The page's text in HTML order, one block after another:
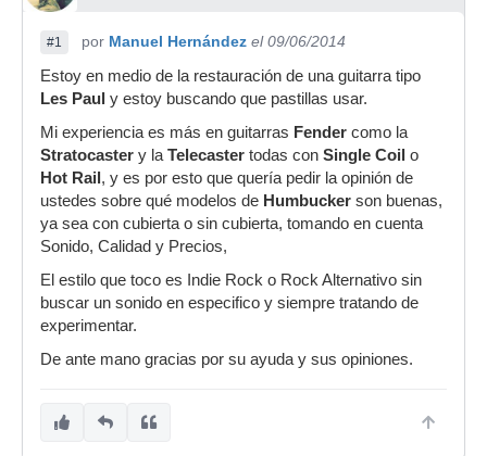
#1 por Manuel Hernández el 09/06/2014
Estoy en medio de la restauración de una guitarra tipo
Les Paul y estoy buscando que pastillas usar.
Mi experiencia es más en guitarras Fender como la
Stratocaster y la Telecaster todas con Single Coil o
Hot Rail , y es por esto que quería pedir la opinión de
ustedes sobre qué modelos de Humbucker son buenas,
ya sea con cubierta o sin cubierta, tomando en cuenta
Sonido, Calidad y Precios,
El estilo que toco es Indie Rock o Rock Alternativo sin
buscar un sonido en especifico y siempre tratando de
experimentar.
De ante mano gracias por su ayuda y sus opiniones.